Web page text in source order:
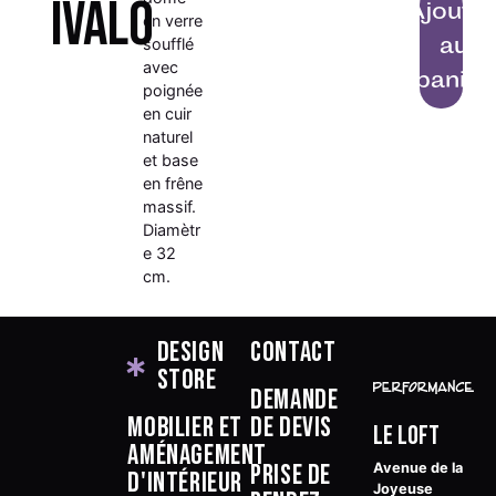
IVALOen verre
soufflé
avec
poignée
en cuir
naturel
et base
en frêne
massif.
Diamètr
e 32
cm.
au
panier
Design
Store
Mobilier et
aménagement
d'intérieur
Contact
Demande
de devis
Prise de
Le Loft
Avenue de la
Joyeuse